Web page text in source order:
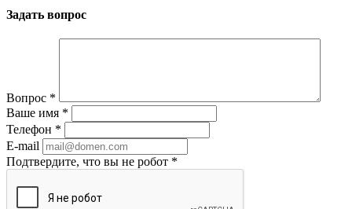
Задать вопрос
Вопрос *
Ваше имя *
Телефон *
E-mail
Подтвердите, что вы не робот *